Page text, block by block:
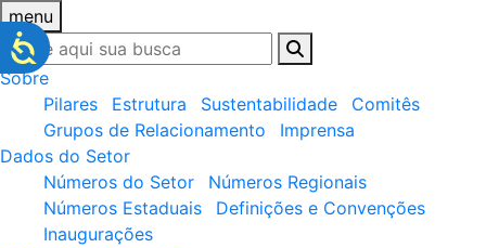
menu
Sobre
Pilares
Estrutura Sustentabilidade
Comitês
Grupos de Relacionamento
Imprensa
Dados do Setor
Números do Setor
Números Regionais
Números Estaduais
Definições e Convenções
Inaugurações